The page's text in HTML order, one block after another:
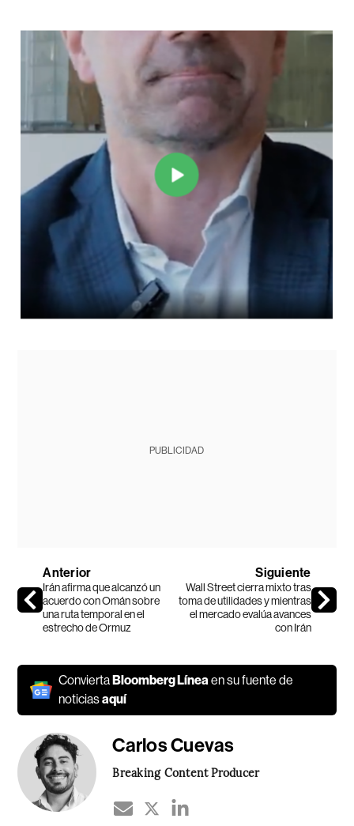
PUBLICIDAD
Anterior
Irán afirma que alcanzó un
acuerdo con Omán sobre
una ruta temporal en el
estrecho de Ormuz
Siguiente
Wall Street cierra mixto tras
toma de utilidades y mientras
el mercado evalúa avances
con Irán
ConviertaBloomberg Líneaen su fuente de
noticiasaquí
Carlos Cuevas
Breaking Content Producer